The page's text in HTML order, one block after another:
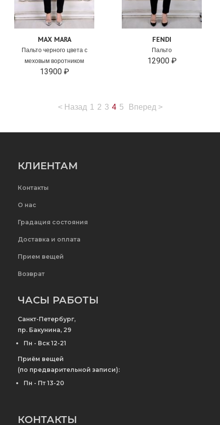
MAX MARA
Пальто черного цвета с
меховым воротником
13900 ₽
FENDI
Пальто
12900 ₽
<Назад 1 2 3 4 5 Вперед >
КЛИЕНТАМ
Контакты
О нас
Градация состояния
Доставка и оплата
Прием вещей
Возврат
ЧАСЫ РАБОТЫ
Санкт-Петербург,
пр. Бакунина, 29
Пн - Вск 12-21
Приём вещей
(по предварительной записи):
Пн - Пт 13-20
КОНТАКТЫ